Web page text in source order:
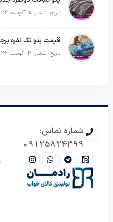
تاریخ انتشار: 5 آگوست 2026
تاریخ انتشار: 4 آگوست 2026
شماره تماس:
09125824399